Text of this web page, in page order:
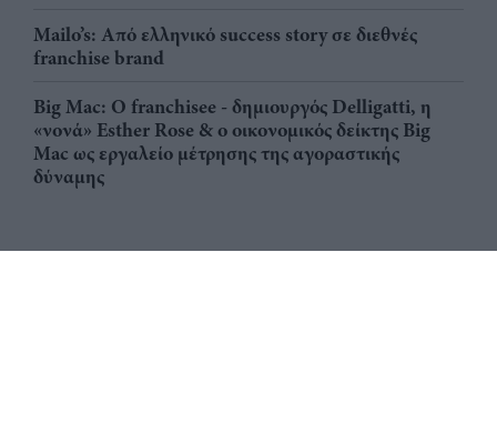
Mailo’s: Από ελληνικό success story σε διεθνές
franchise brand
Big Mac: Ο franchisee - δημιουργός Delligatti, η
«νονά» Esther Rose & ο οικονομικός δείκτης Big
Mac ως εργαλείο μέτρησης της αγοραστικής
δύναμης